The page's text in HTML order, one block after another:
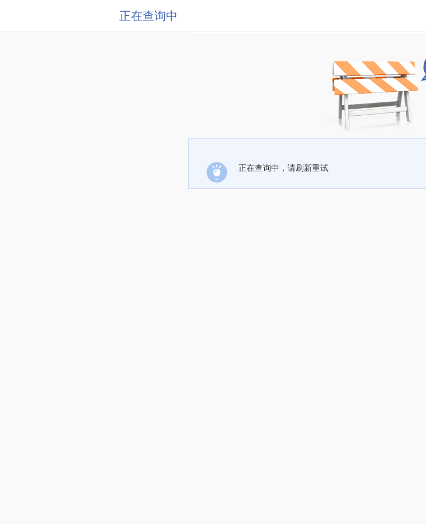
正在查询中
正在查询中，请刷新重试